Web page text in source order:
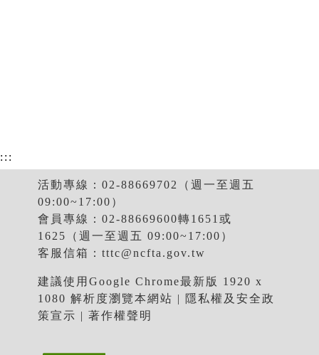
:::
活動專線：02-88669702（週一至週五
09:00~17:00）
會員專線：02-88669600轉1651或
1625（週一至週五 09:00~17:00）
客服信箱： tttc@ncfta.gov.tw
建議使用Google Chrome最新版 1920 x
1080 解析度瀏覽本網站 |
隱私權及安全政
策宣示 | 著作權聲明